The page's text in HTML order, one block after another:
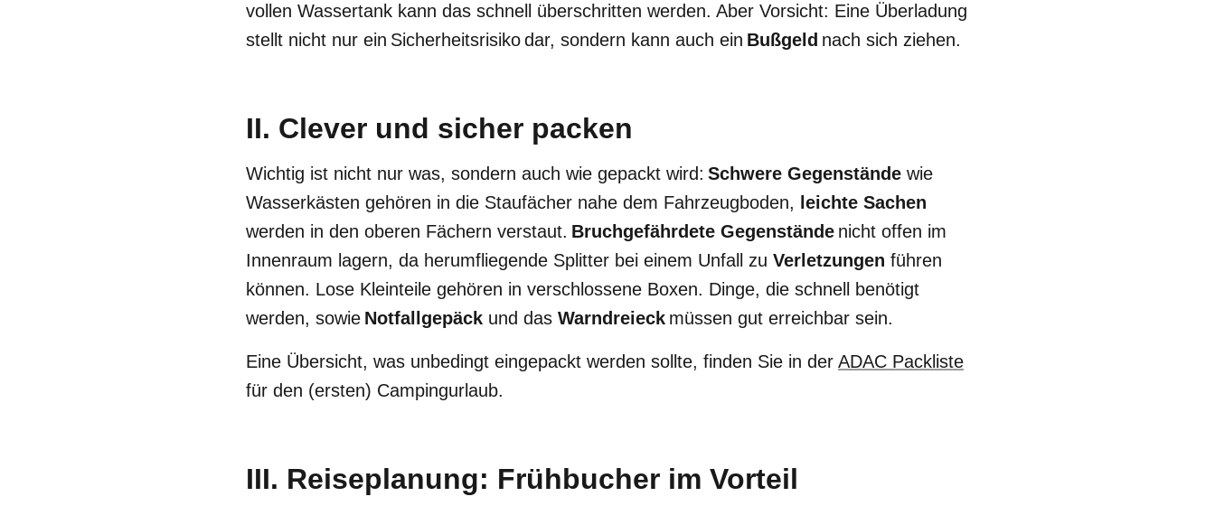
vollen Wassertank kann das schnell überschritten werden. Aber Vorsicht: Eine Überladung
stellt nicht nur ein Sicherheitsrisiko dar, sondern kann auch ein Bußgeld nach sich ziehen.
II. Clever und sicher packen
Wichtig ist nicht nur was, sondern auch wie gepackt wird: Schwere Gegenstände wie
Wasserkästen gehören in die Staufächer nahe dem Fahrzeugboden,
leichte Sachen
werden in den oberen Fächern verstaut. Bruchgefährdete Gegenstände nicht offen im
Innenraum lagern, da herumfliegende Splitter bei einem Unfall zu Verletzungen führen
können. Lose Kleinteile gehören in verschlossene Boxen. Dinge, die schnell benötigt
werden, sowie Notfallgepäck und das Warndreieck müssen gut erreichbar sein.
Eine Übersicht, was unbedingt eingepackt werden sollte, finden Sie in der ADAC Packliste
für den (ersten) Campingurlaub.
III. Reiseplanung: Frühbucher im Vorteil